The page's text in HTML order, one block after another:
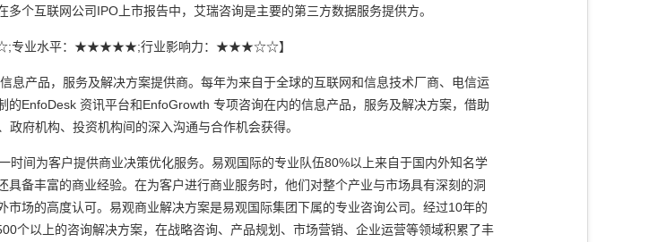
个互联网公司IPO上市报告中，艾瑞咨询是主要的第三方数据服务提供方。
专业水平：★★★★★;行业影响力：★★★☆☆】
产品，服务及解决方案提供商。每年为来自于全球的互联网和信息技术厂商、电信运
EnfoDesk 资讯平台和EnfoGrowth 专项咨询在内的信息产品，服务及解决方案，借助
府机构、投资机构间的深入沟通与合作机会获得。
间为客户提供商业决策优化服务。易观国际的专业队伍80%以上来自于国内外知名学
备丰富的商业经验。在为客户进行商业服务时，他们对整个产业与市场具有深刻的洞
场的高度认可。易观商业解决方案是易观国际集团下属的专业咨询公司。经过10年的
个以上的咨询解决方案，在战略咨询、产品规划、市场营销、企业运营等领域积累了丰